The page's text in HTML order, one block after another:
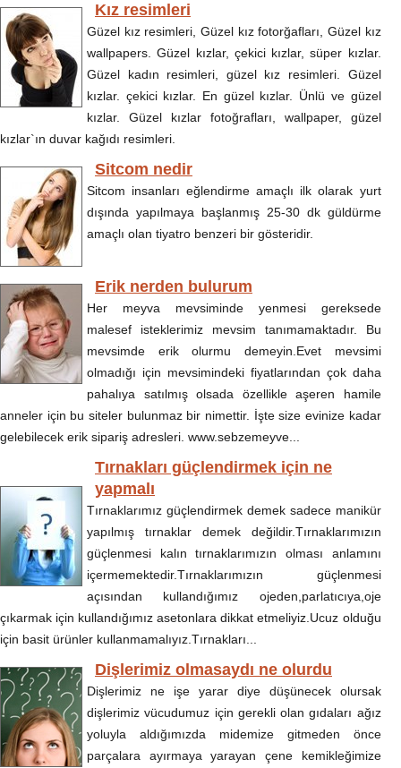
Kız resimleri
Güzel kız resimleri, Güzel kız fotorğafları, Güzel kız
wallpapers. Güzel kızlar, çekici kızlar, süper kızlar.
Güzel kadın resimleri, güzel kız resimleri. Güzel
kızlar. çekici kızlar. En güzel kızlar. Ünlü ve güzel
kızlar. Güzel kızlar fotoğrafları, wallpaper, güzel
kızlar`ın duvar kağıdı resimleri.
Sitcom nedir
Sitcom insanları eğlendirme amaçlı ilk olarak yurt
dışında yapılmaya başlanmış 25-30 dk güldürme
amaçlı olan tiyatro benzeri bir gösteridir.
Erik nerden bulurum
Her meyva mevsiminde yenmesi gereksede
malesef isteklerimiz mevsim tanımamaktadır. Bu
mevsimde erik olurmu demeyin.Evet mevsimi
olmadığı için mevsimindeki fiyatlarından çok daha
pahalıya satılmış olsada özellikle aşeren hamile
anneler için bu siteler bulunmaz bir nimettir. İşte size evinize kadar
gelebilecek erik sipariş adresleri. www.sebzemeyve...
Tırnakları güçlendirmek için ne
yapmalı
Tırnaklarımız güçlendirmek demek sadece manikür
yapılmış tırnaklar demek değildir.Tırnaklarımızın
güçlenmesi kalın tırnaklarımızın olması anlamını
içermemektedir.Tırnaklarımızın güçlenmesi
açısından kullandığımız ojeden,parlatıcıya,oje
çıkarmak için kullandığımız asetonlara dikkat etmeliyiz.Ucuz olduğu
için basit ürünler kullanmamalıyız.Tırnakları...
Dişlerimiz olmasaydı ne olurdu
Dişlerimiz ne işe yarar diye düşünecek olursak
dişlerimiz vücudumuz için gerekli olan gıdaları ağız
yoluyla aldığımızda midemize gitmeden önce
parçalara ayırmaya yarayan çene kemikleğimize